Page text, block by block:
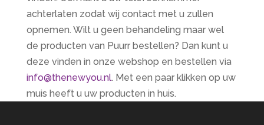
achterlaten zodat wij contact met u zullen
opnemen. Wilt u geen behandeling maar wel
de producten van Puurr bestellen? Dan kunt u
deze vinden in onze webshop en bestellen via
info@thenewyou.nl. Met een paar klikken op uw
muis heeft u uw producten in huis.